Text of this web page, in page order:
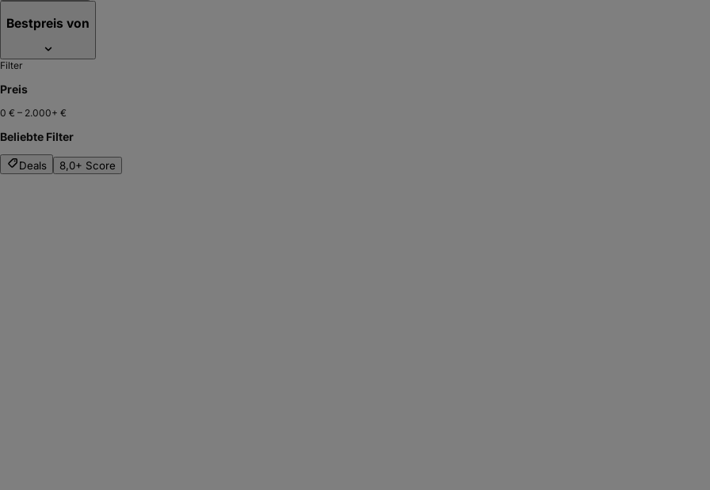
Bestpreis von
Filter
Preis
0 € – 2.000+ €
Beliebte Filter
Deals 8,0+ Score